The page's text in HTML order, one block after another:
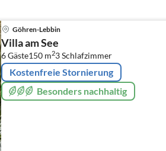
Göhren-Lebbin
Villa am See
6 Gäste150 m23Schlafzimmer
Kostenfreie Stornierung
Besonders nachhaltig